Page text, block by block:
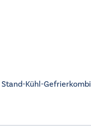
Stand-Kühl-Gefrierkombi